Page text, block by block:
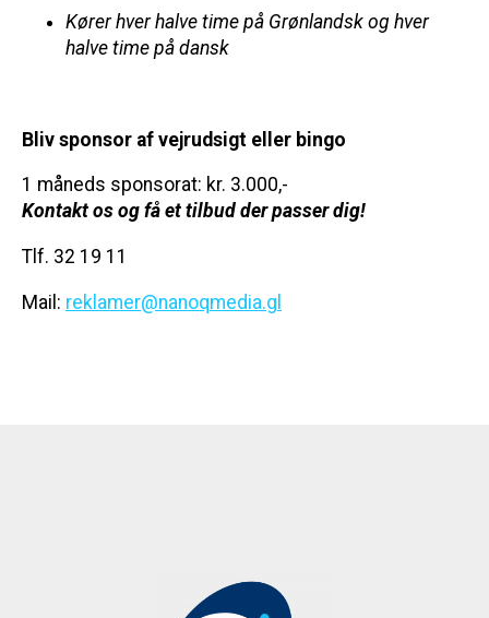
Kører hver halve time på Grønlandsk og hver
halve time på dansk
Bliv sponsor af vejrudsigt eller bingo
1 måneds sponsorat: kr. 3.000,-
Kontakt os og få et tilbud der passer dig!
Tlf. 32 19 11
Mail: reklamer@nanoqmedia.gl